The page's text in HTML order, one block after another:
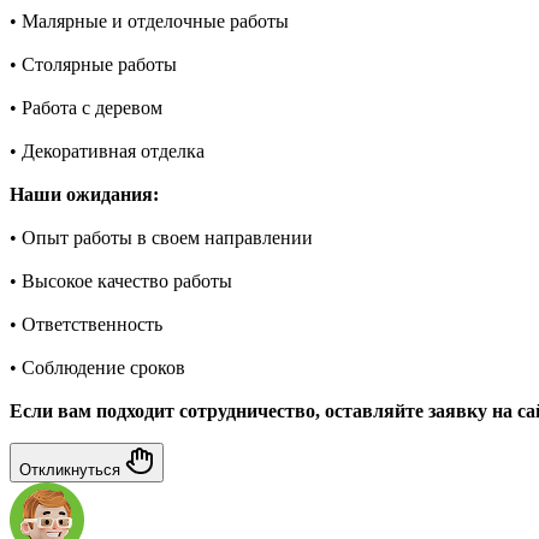
• Малярные и отделочные работы
• Столярные работы
• Работа с деревом
• Декоративная отделка
Наши ожидания:
• Опыт работы в своем направлении
• Высокое качество работы
• Ответственность
• Соблюдение сроков
Если вам подходит сотрудничество, оставляйте заявку на
Откликнуться